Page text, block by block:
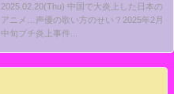
応集】
2025.02.20(Thu) 中国で大炎上した日本の
アニメ…声優の歌い方のせい？2025年2月
中旬プチ炎上事件...